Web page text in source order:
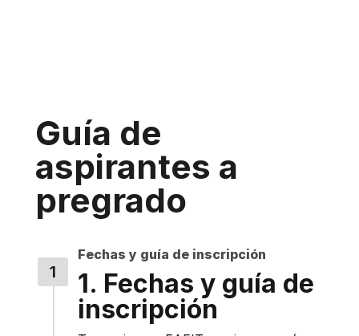
Guía de
aspirantes a
pregrado
Fechas y guía de inscripción
1. Fechas y guía de
inscripción